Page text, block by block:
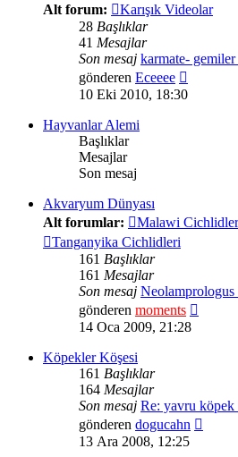
Alt forum:
Karışık Videolar
28 Başlıklar
41 Mesajlar
Son mesaj karmate-
gönderen Eceeee
mesajı
10 Eki 2010, 18:30
Hayvanlar Alemi
Başlıklar
Mesajlar
Son mesaj
Akvaryum Dünyası
Alt forumlar:
Malawi
Tanganyika Cichlidleri
161 Başlıklar
161 Mesajlar
Son mesaj
gönderen moments
14 Oca 2009, 21:28
Köpekler Köşesi
161 Başlıklar
164 Mesajlar
Son mesaj Re: yavru köpek
gönderen dogucahn
13 Ara 2008, 12:25